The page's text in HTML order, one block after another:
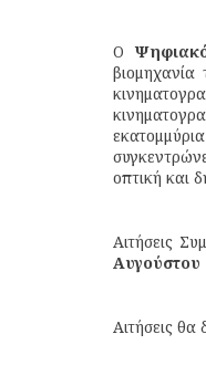
Ο
οπτική και
Αιτήσεις
Αυγούστου
Αιτήσεις θα